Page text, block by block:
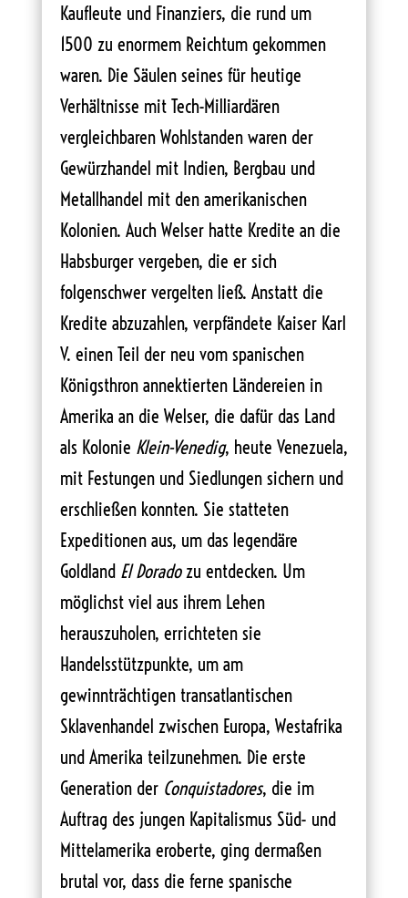
Kaufleute und Finanziers, die rund um
1500 zu enormem Reichtum gekommen
waren. Die Säulen seines für heutige
Verhältnisse mit Tech-Milliardären
vergleichbaren Wohlstanden waren der
Gewürzhandel mit Indien, Bergbau und
Metallhandel mit den amerikanischen
Kolonien. Auch Welser hatte Kredite an die
Habsburger vergeben, die er sich
folgenschwer vergelten ließ. Anstatt die
Kredite abzuzahlen, verpfändete Kaiser Karl
V. einen Teil der neu vom spanischen
Königsthron annektierten Ländereien in
Amerika an die Welser, die dafür das Land
als Kolonie Klein-Venedig, heute Venezuela,
mit Festungen und Siedlungen sichern und
erschließen konnten. Sie statteten
Expeditionen aus, um das legendäre
Goldland El Doradozu entdecken. Um
möglichst viel aus ihrem Lehen
herauszuholen, errichteten sie
Handelsstützpunkte, um am
gewinnträchtigen transatlantischen
Sklavenhandel zwischen Europa, Westafrika
und Amerika teilzunehmen. Die erste
Generation der Conquistadores, die im
Auftrag des jungen Kapitalismus Süd- und
Mittelamerika eroberte, ging dermaßen
brutal vor, dass die ferne spanische